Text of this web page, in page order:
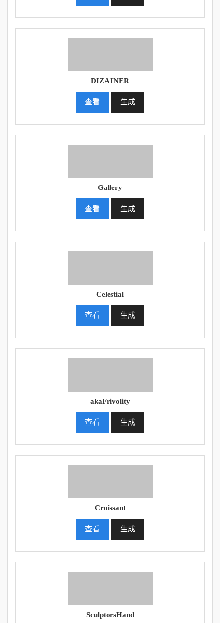
DIZAJNER
查看 生成
Gallery
查看 生成
Celestial
查看 生成
akaFrivolity
查看 生成
Croissant
查看 生成
SculptorsHand